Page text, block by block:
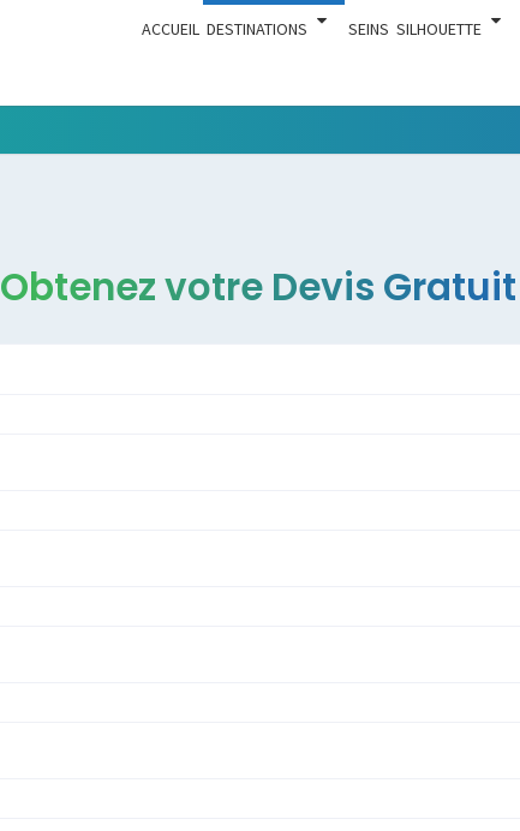
ACCUEIL DESTINATIONS SEINS SILHOUETTE
Tout Ce
Chirurgie
Esthétique
Obtenez votre Devis Gratuit